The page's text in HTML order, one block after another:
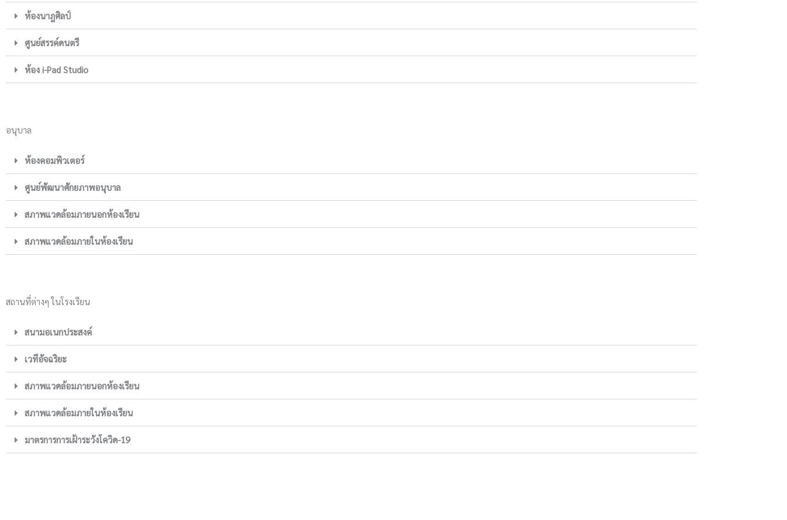
ห้องนาฎศิลป์
ศูนย์สรรค์ดนตรี
ห้อง i-Pad Studio
อนุบาล
ห้องคอมพิวเตอร์
ศูนย์พัฒนาศักยภาพอนุบาล
สภาพแวดล้อมภายนอกห้องเรียน
สภาพแวดล้อมภายในห้องเรียน
สถานที่ต่างๆ ในโรงเรียน
สนามอเนกประสงค์
เวทีอัจฉริยะ
สภาพแวดล้อมภายนอกห้องเรียน
สภาพแวดล้อมภายในห้องเรียน
มาตรการการเฝ้าระวังโควิด-19